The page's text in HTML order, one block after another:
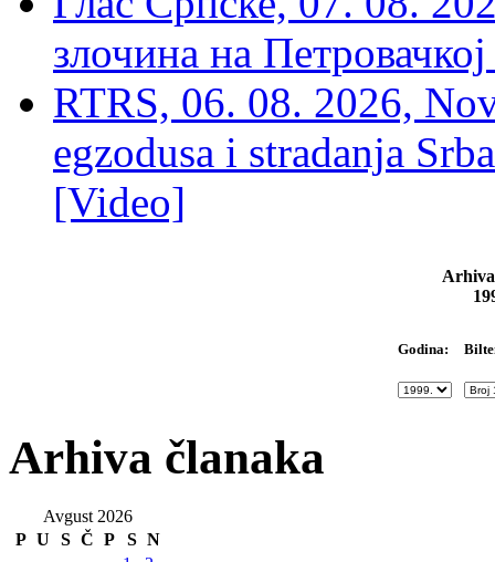
злочина на
RTRS, 06. 08. 2026,
egzodusa i stradanja
[Video]
Godina:
Arhiva članaka
Avgust 2026
P U S Č P S N